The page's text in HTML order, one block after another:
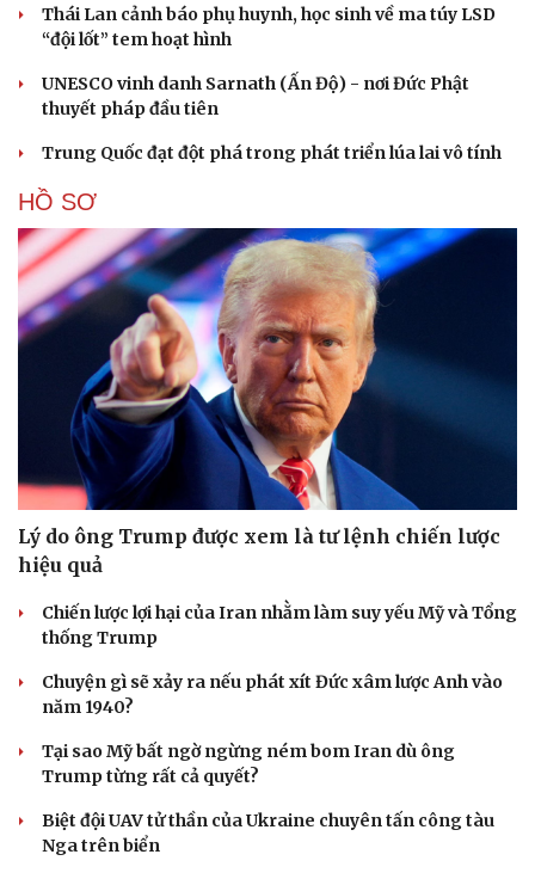
Cải chính
Thái Lan cảnh báo phụ huynh, học sinh về ma túy LSD
“đội lốt” tem hoạt hình
UNESCO vinh danh Sarnath (Ấn Độ) - nơi Đức Phật
thuyết pháp đầu tiên
Trung Quốc đạt đột phá trong phát triển lúa lai vô tính
HỒ SƠ
Lý do ông Trump được xem là tư lệnh chiến lược
hiệu quả
Chiến lược lợi hại của Iran nhằm làm suy yếu Mỹ và Tổng
thống Trump
Chuyện gì sẽ xảy ra nếu phát xít Đức xâm lược Anh vào
năm 1940?
Tại sao Mỹ bất ngờ ngừng ném bom Iran dù ông
Trump từng rất cả quyết?
Biệt đội UAV tử thần của Ukraine chuyên tấn công tàu
Nga trên biển